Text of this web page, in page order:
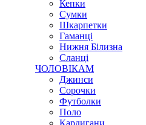
Кепки
Сумки
Шкарпетки
Гаманці
Нижня Білизна
Сланці
ЧОЛОВІКАМ
Джинси
Сорочки
Футболки
Поло
Кардигани